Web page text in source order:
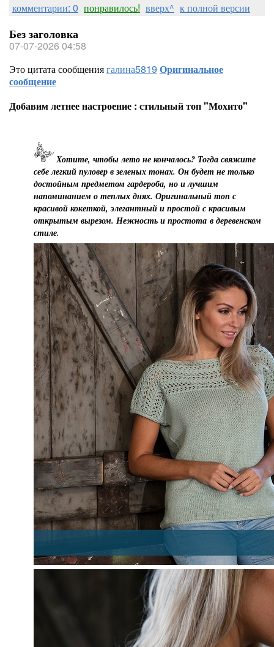
комментарии: 0 понравилось! вверх^ к полной версии
Без заголовка
07-07-2026 04:58
Это цитата сообщениягалина5819 Оригинальное
сообщение
Добавим летнее настроение : стильный топ "Мохито"
Хотите, чтобы лето не кончалось? Тогда свяжите
себе легкий пуловер в зеленых тонах. Он будет не только
достойным предметом гардероба, но и лучшим
напоминанием о теплых днях. Оригинальный топ с
красивой кокеткой, элегантный и простой с красивым
открытым вырезом. Нежность и простота в деревенском
стиле.